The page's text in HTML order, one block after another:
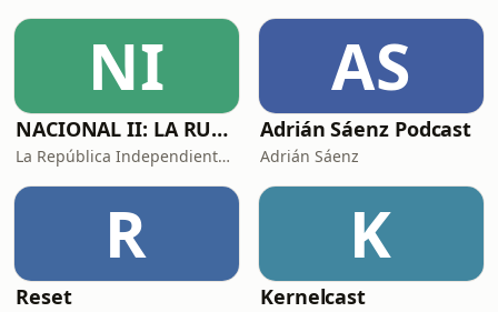
NI
NACIONAL II: LA RUTA DEL EXILIO
La República Independiente de la Radio
AS
Adrián Sáenz Podcast
Adrián Sáenz
R
Reset
K
Kernelcast